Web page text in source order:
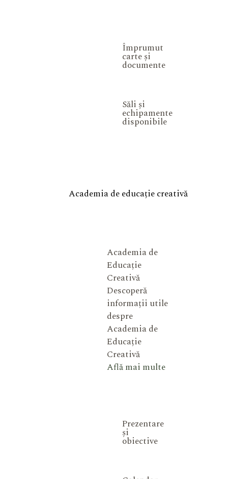
Împrumut
carte și
documente
Săli și
echipamente
disponibile
Academia de educație creativă
Academia de
Educație
Creativă
Descoperă
informații utile
despre
Academia de
Educație
Creativă
Află mai multe
Prezentare
și
obiective